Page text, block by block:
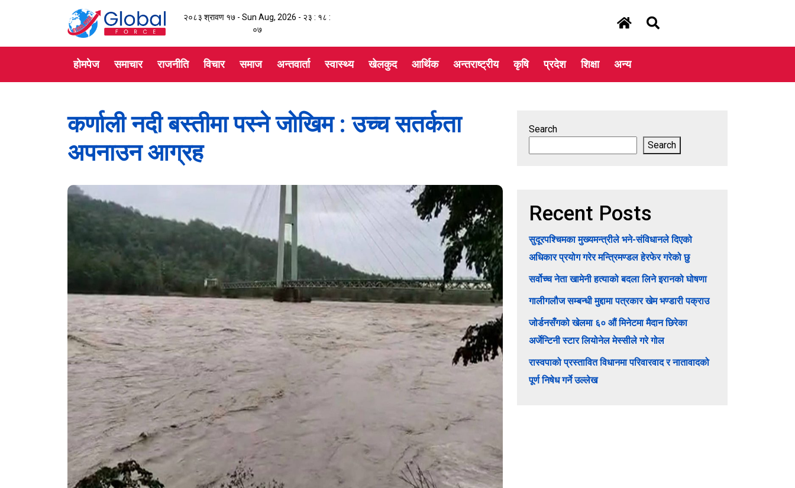
२०८३ श्रावण १७ - Sun Aug, 2026 - २३ : १८ :
०८
होमपेज समाचार राजनीति विचार समाज अन्तवार्ता स्वास्थ्य खेलकुद आर्थिक अन्तराष्ट्रीय कृषि प्रदेश शिक्षा अन्य
कर्णाली नदी बस्तीमा पस्ने जोखिम : उच्च सतर्कता
अपनाउन आग्रह
Search
Search
Recent Posts
सुदूरपश्चिमका मुख्यमन्त्रीले भने-संविधानले दिएको
अधिकार प्रयोग गरेर मन्त्रिमण्डल हेरफेर गरेको छु
सर्वोच्च नेता खामेनी हत्याको बदला लिने इरानको घोषणा
गालीगलौज सम्बन्धी मुद्दामा पत्रकार खेम भण्डारी पक्राउ
जोर्डनसँगको खेलमा ६० औं मिनेटमा मैदान छिरेका
अर्जेन्टिनी स्टार लियोनेल मेस्सीले गरे गोल
रास्वपाको प्रस्तावित विधानमा परिवारवाद र नातावादको
पूर्ण निषेध गर्ने उल्लेख